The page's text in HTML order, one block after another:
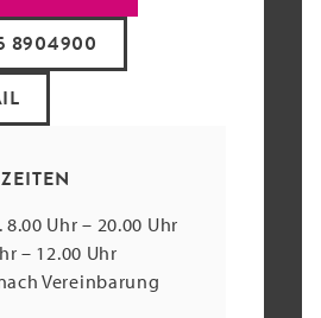
8904900
8.00 Uhr – 20.00 Uhr
– 12.00 Uhr
Vereinbarung